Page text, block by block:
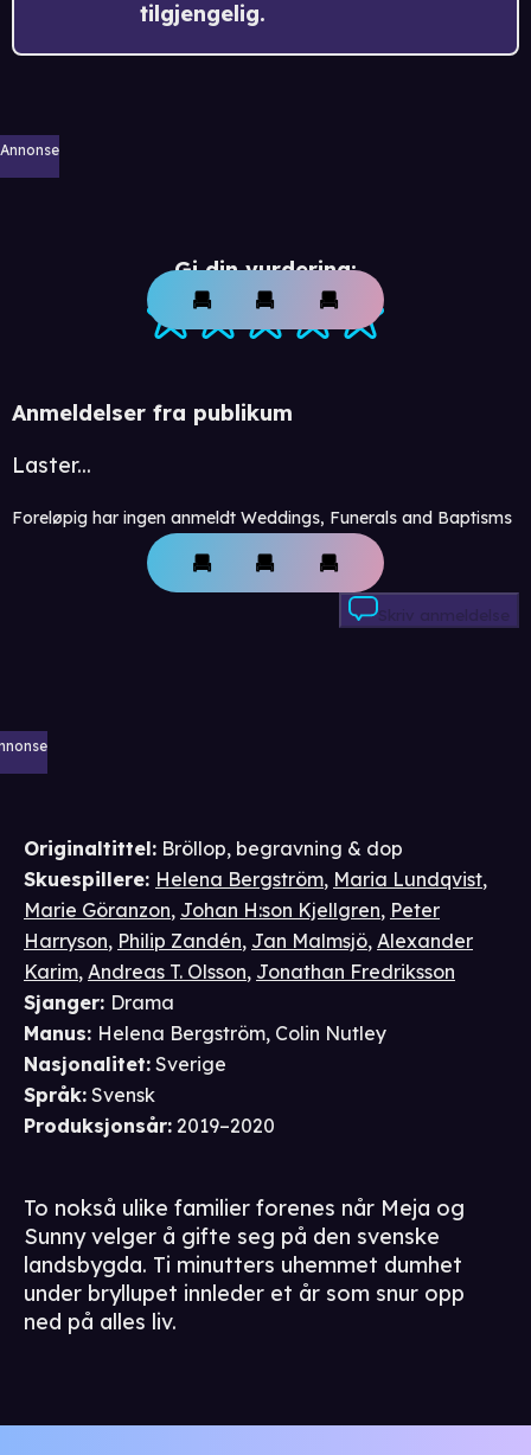
tilgjengelig.
Annonse
Gi din vurdering:
Anmeldelser fra publikum
Laster...
Foreløpig har ingen anmeldt Weddings, Funerals and Baptisms
Skriv anmeldelse
Originaltittel: Bröllop, begravning & dop
Skuespillere: Helena Bergström, Maria Lundqvist,
Marie Göranzon, Johan H:son Kjellgren, Peter
Harryson, Philip Zandén, Jan Malmsjö, Alexander
Karim, Andreas T. Olsson, Jonathan Fredriksson
Sjanger: Drama
Manus: Helena Bergström, Colin Nutley
Nasjonalitet: Sverige
Språk: Svensk
Produksjonsår: 2019–2020
To nokså ulike familier forenes når Meja og
Sunny velger å gifte seg på den svenske
landsbygda. Ti minutters uhemmet dumhet
under bryllupet innleder et år som snur opp
ned på alles liv.